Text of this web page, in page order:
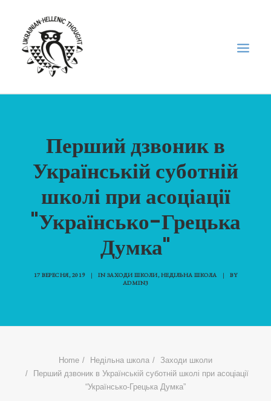
НЕДІЛЬНА ШКОЛА
ФОРУМ УКРАЇНСЬКОЇ ДІАСПОРИ В ГРЕЦІЇ
ПРО НАС
“ВІСНИК”/”ΑΓΓΕΛΙΑΦΌΡΟΣ”
Перший дзвоник в
Українській суботній
школі при асоціації
"Українсько-Грецька
Думка"
17 ВЕРЕСНЯ, 2019 | IN ЗАХОДИ ШКОЛИ,НЕДІЛЬНА ШКОЛА |
BY
ADMIN3
Home Недільна школа
Заходи школи
Перший дзвоник в Українській суботній школі при асоціації
“Українсько-Грецька Думка”